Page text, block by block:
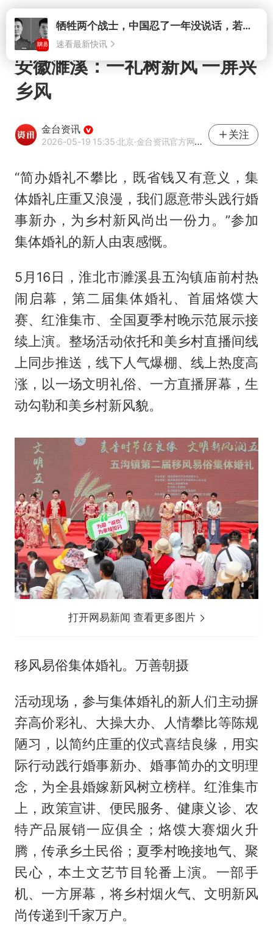
打开牺牲两个战士，中国忍了一年没说话，若菲律宾死了人，他会开战吗
速看最新快讯
安徽濉溪：一礼树新风 一屏兴
乡风
金台资讯
2026-05-19 15:35·北京·金台资讯官方网易号
关注
“简办婚礼不攀比，既省钱又有意义，集
体婚礼庄重又浪漫，我们愿意带头践行婚
事新办，为乡村新风尚出一份力。”参加
集体婚礼的新人由衷感慨。
5月16日，淮北市濉溪县五沟镇庙前村热
闹启幕，第二届集体婚礼、首届烙馍大
赛、红淮集市、全国夏季村晚示范展示接
续上演。整场活动依托和美乡村直播间线
上同步推送，线下人气爆棚、线上热度高
涨，以一场文明礼俗、一方直播屏幕，生
动勾勒和美乡村新风貌。
打开网易新闻 查看更多图片
移风易俗集体婚礼。万善朝摄
活动现场，参与集体婚礼的新人们主动摒
弃高价彩礼、大操大办、人情攀比等陈规
陋习，以简约庄重的仪式喜结良缘，用实
际行动践行婚事新办、婚事简办的文明理
念，为全县婚嫁新风树立榜样。红淮集市
上，政策宣讲、便民服务、健康义诊、农
特产品展销一应俱全；烙馍大赛烟火升
腾，传承乡土民俗；夏季村晚接地气、聚
民心，本土文艺节目轮番上演。一部手
机、一方屏幕，将乡村烟火气、文明新风
尚传递到千家万户。